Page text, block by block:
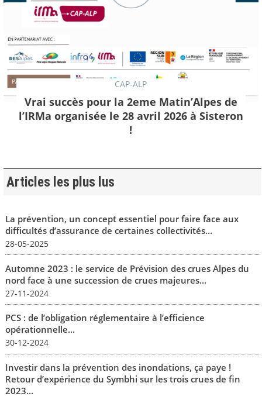
CAP-ALP
Vrai succès pour la 2eme Matin’Alpes de
l’IRMa organisée le 28 avril 2026 à Sisteron
!
Articles les plus lus
La prévention, un concept essentiel pour faire face aux
difficultés d’assurance de certaines collectivités...
28-05-2025
Automne 2023 : le service de Prévision des crues Alpes du
nord face à une succession de crues majeures...
27-11-2024
PCS : de l’obligation réglementaire à l’efficience
opérationnelle...
30-12-2024
Investir dans la prévention des inondations, ça paye !
Retour d’expérience du Symbhi sur les trois crues de fin
2023...